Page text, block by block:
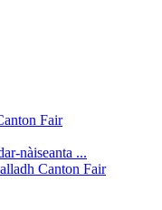
Fair
nàiseanta ...
Canton Fair